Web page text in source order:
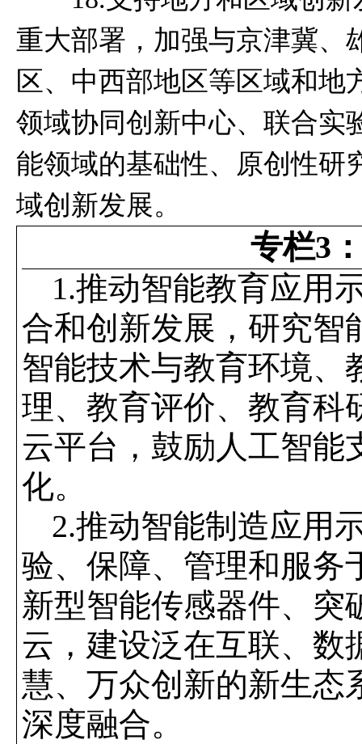
重大部署，加强与京津冀、
区、中西部地区等区域和地
领域协同创新中心、联合实
能领域的基础性、原创性研
域创新发展。
专栏3
1.推动智能教育应用
合和创新发展，研究智
智能技术与教育环境、
理、教育评价、教育科
云平台，鼓励人工智能
化。
2.推动智能制造应用
验、保障、管理和服务
新型智能传感器件、突
云，建设泛在互联、数
慧、万众创新的新生态
深度融合。